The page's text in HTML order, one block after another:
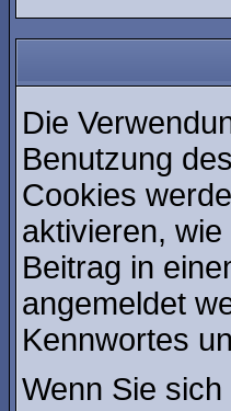
Die
Benutzung
Cookies
aktivieren,
Beitrag in
angemeldet
Kennwortes
Wenn Sie